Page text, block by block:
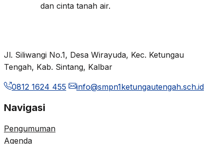
dan cinta tanah air.
Jl. Siliwangi No.1, Desa Wirayuda, Kec. Ketungau
Tengah, Kab. Sintang, Kalbar
0812 1624 455 info@smpn1ketungautengah.sch.id
Navigasi
Pengumuman
Agenda